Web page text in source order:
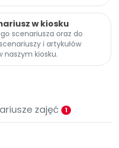
w kiosku
scenariusza oraz do
i artykułów
naszym kiosku.
zajęć 1